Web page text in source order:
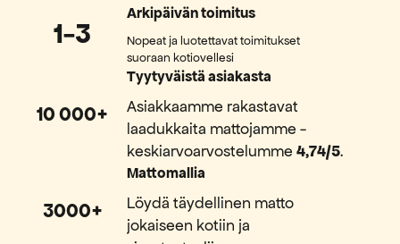
1-3
Arkipäivän toimitus
Nopeat ja luotettavat toimitukset
suoraan kotiovellesi
10 000+
Tyytyväistä asiakasta
Asiakkaamme rakastavat
laadukkaita mattojamme -
keskiarvoarvostelumme4,74/5.
3000+
Mattomallia
Löydä täydellinen matto
jokaiseen kotiin ja